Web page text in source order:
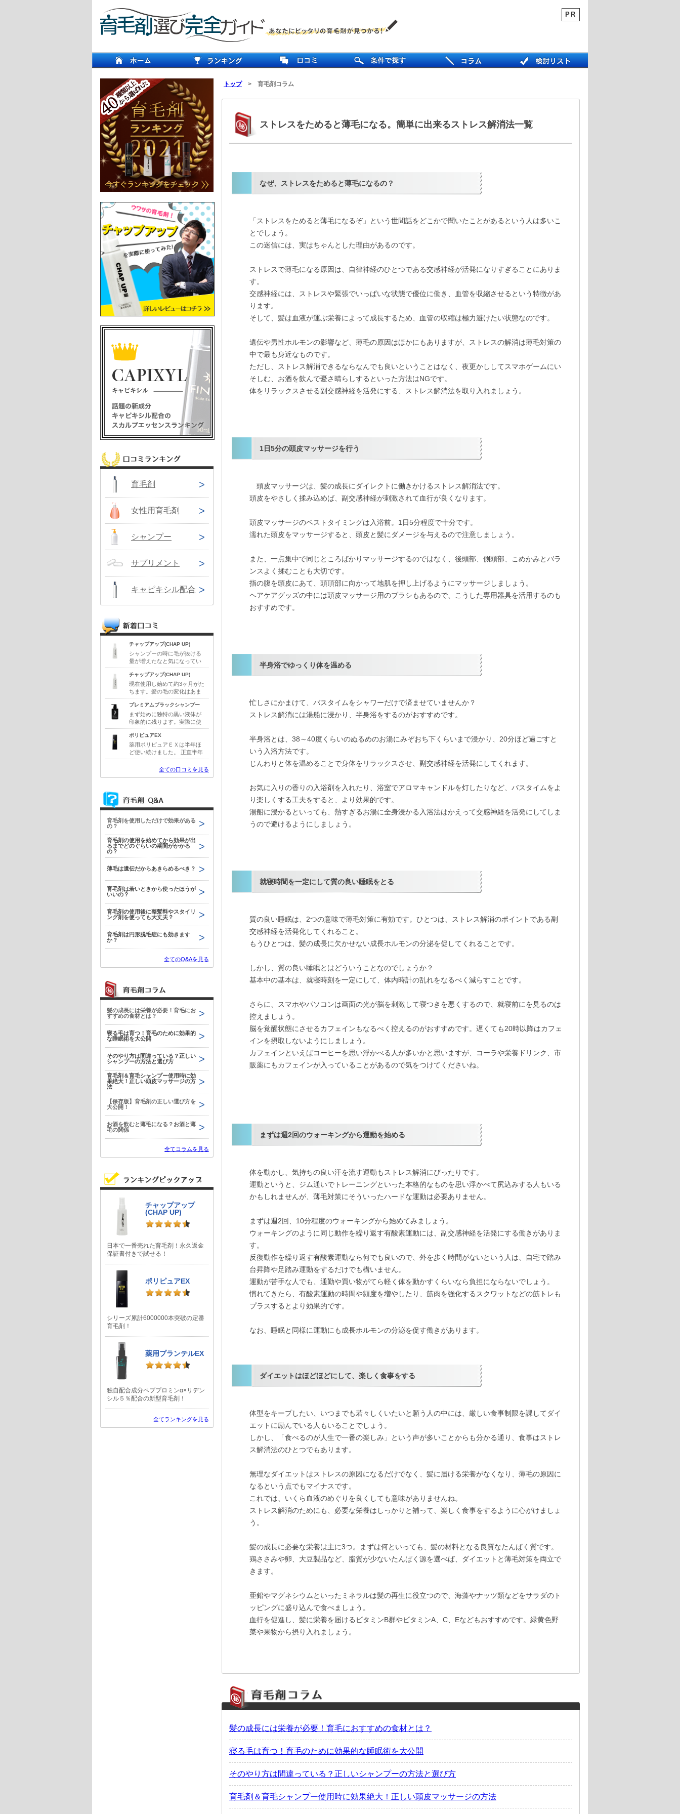
PR
トップ > 育毛剤コラム
ストレスをためると薄毛になる。簡単に出来るストレス解消法一覧
なぜ、ストレスをためると薄毛になるの？
「ストレスをためると薄毛になるぞ」という世間話をどこかで聞いたことがあるという人は多いこ
とでしょう。
この迷信には、実はちゃんとした理由があるのです。
ストレスで薄毛になる原因は、自律神経のひとつである交感神経が活発になりすぎることにありま
す。
交感神経には、ストレスや緊張でいっぱいな状態で優位に働き、血管を収縮させるという特徴があ
ります。
そして、髪は血液が運ぶ栄養によって成長するため、血管の収縮は極力避けたい状態なのです。
遺伝や男性ホルモンの影響など、薄毛の原因はほかにもありますが、ストレスの解消は薄毛対策の
中で最も身近なものです。
ただし、ストレス解消できるならなんでも良いということはなく、夜更かししてスマホゲームにい
そしむ、お酒を飲んで憂さ晴らしするといった方法はNGです。
体をリラックスさせる副交感神経を活発にする、ストレス解消法を取り入れましょう。
1日5分の頭皮マッサージを行う
頭皮マッサージは、髪の成長にダイレクトに働きかけるストレス解消法です。
頭皮をやさしく揉み込めば、副交感神経が刺激されて血行が良くなります。
頭皮マッサージのベストタイミングは入浴前。1日5分程度で十分です。
濡れた頭皮をマッサージすると、頭皮と髪にダメージを与えるので注意しましょう。
また、一点集中で同じところばかりマッサージするのではなく、後頭部、側頭部、こめかみとバラ
ンスよく揉むことも大切です。
指の腹を頭皮にあて、頭頂部に向かって地肌を押し上げるようにマッサージしましょう。
ヘアケアグッズの中には頭皮マッサージ用のブラシもあるので、こうした専用器具を活用するのも
おすすめです。
半身浴でゆっくり体を温める
忙しさにかまけて、バスタイムをシャワーだけで済ませていませんか？
ストレス解消には湯船に浸かり、半身浴をするのがおすすめです。
半身浴とは、38～40度くらいのぬるめのお湯にみぞおち下くらいまで浸かり、20分ほど過ごすと
いう入浴方法です。
じんわりと体を温めることで身体をリラックスさせ、副交感神経を活発にしてくれます。
お気に入りの香りの入浴剤を入れたり、浴室でアロマキャンドルを灯したりなど、バスタイムをよ
り楽しくする工夫をすると、より効果的です。
湯船に浸かるといっても、熱すぎるお湯に全身浸かる入浴法はかえって交感神経を活発にしてしま
うので避けるようにしましょう。
就寝時間を一定にして質の良い睡眠をとる
質の良い睡眠は、2つの意味で薄毛対策に有効です。ひとつは、ストレス解消のポイントである副
交感神経を活発化してくれること。
もうひとつは、髪の成長に欠かせない成長ホルモンの分泌を促してくれることです。
しかし、質の良い睡眠とはどういうことなのでしょうか？
基本中の基本は、就寝時刻を一定にして、体内時計の乱れをなるべく減らすことです。
さらに、スマホやパソコンは画面の光が脳を刺激して寝つきを悪くするので、就寝前にを見るのは
控えましょう。
脳を覚醒状態にさせるカフェインもなるべく控えるのがおすすめです。遅くても20時以降はカフェ
インを摂取しないようにしましょう。
カフェインといえばコーヒーを思い浮かべる人が多いかと思いますが、コーラや栄養ドリンク、市
販薬にもカフェインが入っていることがあるので気をつけてくださいね。
まずは週2回のウォーキングから運動を始める
体を動かし、気持ちの良い汗を流す運動もストレス解消にぴったりです。
運動というと、ジム通いでトレーニングといった本格的なものを思い浮かべて尻込みする人もいる
かもしれませんが、薄毛対策にそういったハードな運動は必要ありません。
まずは週2回、10分程度のウォーキングから始めてみましょう。
ウォーキングのように同じ動作を繰り返す有酸素運動には、副交感神経を活発にする働きがありま
す。
反復動作を繰り返す有酸素運動なら何でも良いので、外を歩く時間がないという人は、自宅で踏み
台昇降や足踏み運動をするだけでも構いません。
運動が苦手な人でも、通勤や買い物がてら軽く体を動かすくらいなら負担にならないでしょう。
慣れてきたら、有酸素運動の時間や頻度を増やしたり、筋肉を強化するスクワットなどの筋トレも
プラスするとより効果的です。
なお、睡眠と同様に運動にも成長ホルモンの分泌を促す働きがあります。
ダイエットはほどほどにして、楽しく食事をする
体型をキープしたい、いつまでも若々しくいたいと願う人の中には、厳しい食事制限を課してダイ
エットに励んでいる人もいることでしょう。
しかし、「食べるのが人生で一番の楽しみ」という声が多いことからも分かる通り、食事はストレ
ス解消法のひとつでもあります。
無理なダイエットはストレスの原因になるだけでなく、髪に届ける栄養がなくなり、薄毛の原因に
なるという点でもマイナスです。
これでは、いくら血液のめぐりを良くしても意味がありませんね。
ストレス解消のためにも、必要な栄養はしっかりと補って、楽しく食事をするように心がけましょ
う。
髪の成長に必要な栄養は主に3つ。まずは何といっても、髪の材料となる良質なたんぱく質です。
鶏ささみや卵、大豆製品など、脂質が少ないたんぱく源を選べば、ダイエットと薄毛対策を両立で
きます。
亜鉛やマグネシウムといったミネラルは髪の再生に役立つので、海藻やナッツ類などをサラダのト
ッピングに盛り込んで食べましょう。
血行を促進し、髪に栄養を届けるビタミンB群やビタミンA、C、Eなどもおすすめです。緑黄色野
菜や果物から摂り入れましょう。
髪の成長には栄養が必要！育毛におすすめの食材とは？
寝る毛は育つ！育毛のために効果的な睡眠術を大公開
そのやり方は間違っている？正しいシャンプーの方法と選び方
育毛剤＆育毛シャンプー使用時に効果絶大！正しい頭皮マッサージの方法
育毛剤
女性用育毛剤
シャンプー
サプリメント
キャピキシル配合
チャップアップ(CHAP UP)
シャンプーの時に毛が抜ける
量が増えたなと気になってい
ました。抜け毛対策として思
いついたのが育毛剤です。イ
ンターネットでいろいろ調べ
て口コミの評価が高かったチ
ャップアップを選びました。
使ってみたら、育毛剤にあり
がちな液だれもないしすごく
使いやすいと思いました。ま
た、イヤな香りもなかったの
で継続できました。
チャップアップ(CHAP UP)
現在使用し始めて約3ヶ月がた
ちます。髪の毛の変化はあま
り感じませんが、スッキリ感
が他の物と比較した時に断然
違うように感じています。お
値段的にもそこまで安いわけ
ではないですが、お手頃な価
格だと思います。今後結果が
出てくれることを期待してま
すが、何より使った後の爽や
か感が好きなので、今後も使
用していきたいと思っていま
プレミアムブラックシャンプー
まず始めに独特の黒い液体が
印象的に残ります。実際に使
用するとシャンプーの液体の
色の印象とは違って、スカっ
とするほどの爽快感がありま
す。暑い夏場などは特にこの
爽快感が気持ちよく感じま
す。冷んやりと感じる爽快感
があって髪への負担も軽い感
じがします。
ポリピュアEX
薬用ポリピュアＥＸは半年ほ
ど使い続けました。 正直半年
という期間では効果はいまい
ちわかりませんでしたが悪く
ん。もう少し根気よく使てっ
ていればと後悔しています。
ころはべたつきがほとんどな
く、朝の使用後でもスタイリ
ングにあまり影響がなかった
ことです。これは継続使用に
はプラスでしたね。
全ての口コミを見る
育毛剤を使用しただけで効果がある
の？
育毛剤の使用を始めてから効果が出
るまでどのぐらいの期間がかかる
の？
薄毛は遺伝だからあきらめるべき？
育毛剤は若いときから使ったほうが
いいの？
育毛剤の使用後に整髪料やスタイリ
ング剤を使っても大丈夫？
育毛剤は円形脱毛症にも効きます
か？
全てのQ&Aを見る
髪の成長には栄養が必要！育毛にお
すすめの食材とは？
寝る毛は育つ！育毛のために効果的
な睡眠術を大公開
そのやり方は間違っている？正しい
シャンプーの方法と選び方
育毛剤＆育毛シャンプー使用時に効
果絶大！正しい頭皮マッサージの方
法
【保存版】育毛剤の正しい選び方を
大公開！
お酒を飲むと薄毛になる？お酒と薄
毛の関係
全てコラムを見る
チャップアップ
(CHAP UP)
日本で一番売れた育毛剤！永久返金
保証書付きで試せる！
ポリピュアEX
シリーズ累計6000000本突破の定番
育毛剤！
薬用プランテルEX
独自配合成分ペブプロミンα×リデン
シル５％配合の新型育毛剤！
全てランキングを見る